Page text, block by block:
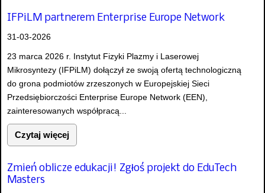
IFPiLM partnerem Enterprise Europe Network
31-03-2026
23 marca 2026 r. Instytut Fizyki Plazmy i Laserowej
Mikrosyntezy (IFPiLM) dołączył ze swoją ofertą technologiczną
do grona podmiotów zrzeszonych w Europejskiej Sieci
Przedsiębiorczości Enterprise Europe Network (EEN),
zainteresowanych współpracą...
Czytaj więcej
Zmień oblicze edukacji! Zgłoś projekt do EduTech
Masters